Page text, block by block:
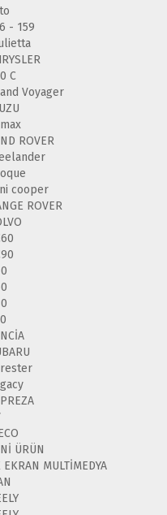
- 159
C
Voyager
ROVER
cooper
ROVER
ÜRÜN
EKRAN MULTİMEDYA